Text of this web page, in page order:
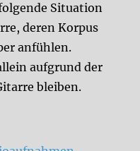
Situation
deren Korpus
anfühlen.
aufgrund der
bleiben.